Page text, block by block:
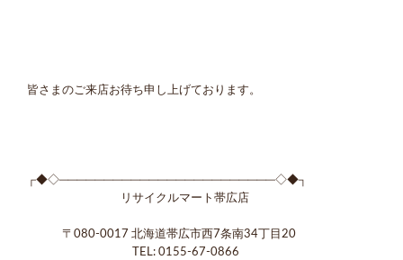
皆さまのご来店お待ち申し上げております。
┌◆◇────────────────────────◇◆┐
リサイクルマート帯広店
〒080-0017 北海道帯広市西7条南34丁目20
TEL: 0155-67-0866